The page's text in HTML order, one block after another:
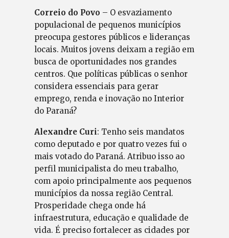
Correio do Povo – O esvaziamento
populacional de pequenos municípios
preocupa gestores públicos e lideranças
locais. Muitos jovens deixam a região em
busca de oportunidades nos grandes
centros. Que políticas públicas o senhor
considera essenciais para gerar
emprego, renda e inovação no Interior
do Paraná?
Alexandre Curi: Tenho seis mandatos
como deputado e por quatro vezes fui o
mais votado do Paraná. Atribuo isso ao
perfil municipalista do meu trabalho,
com apoio principalmente aos pequenos
municípios da nossa região Central.
Prosperidade chega onde há
infraestrutura, educação e qualidade de
vida. É preciso fortalecer as cidades por